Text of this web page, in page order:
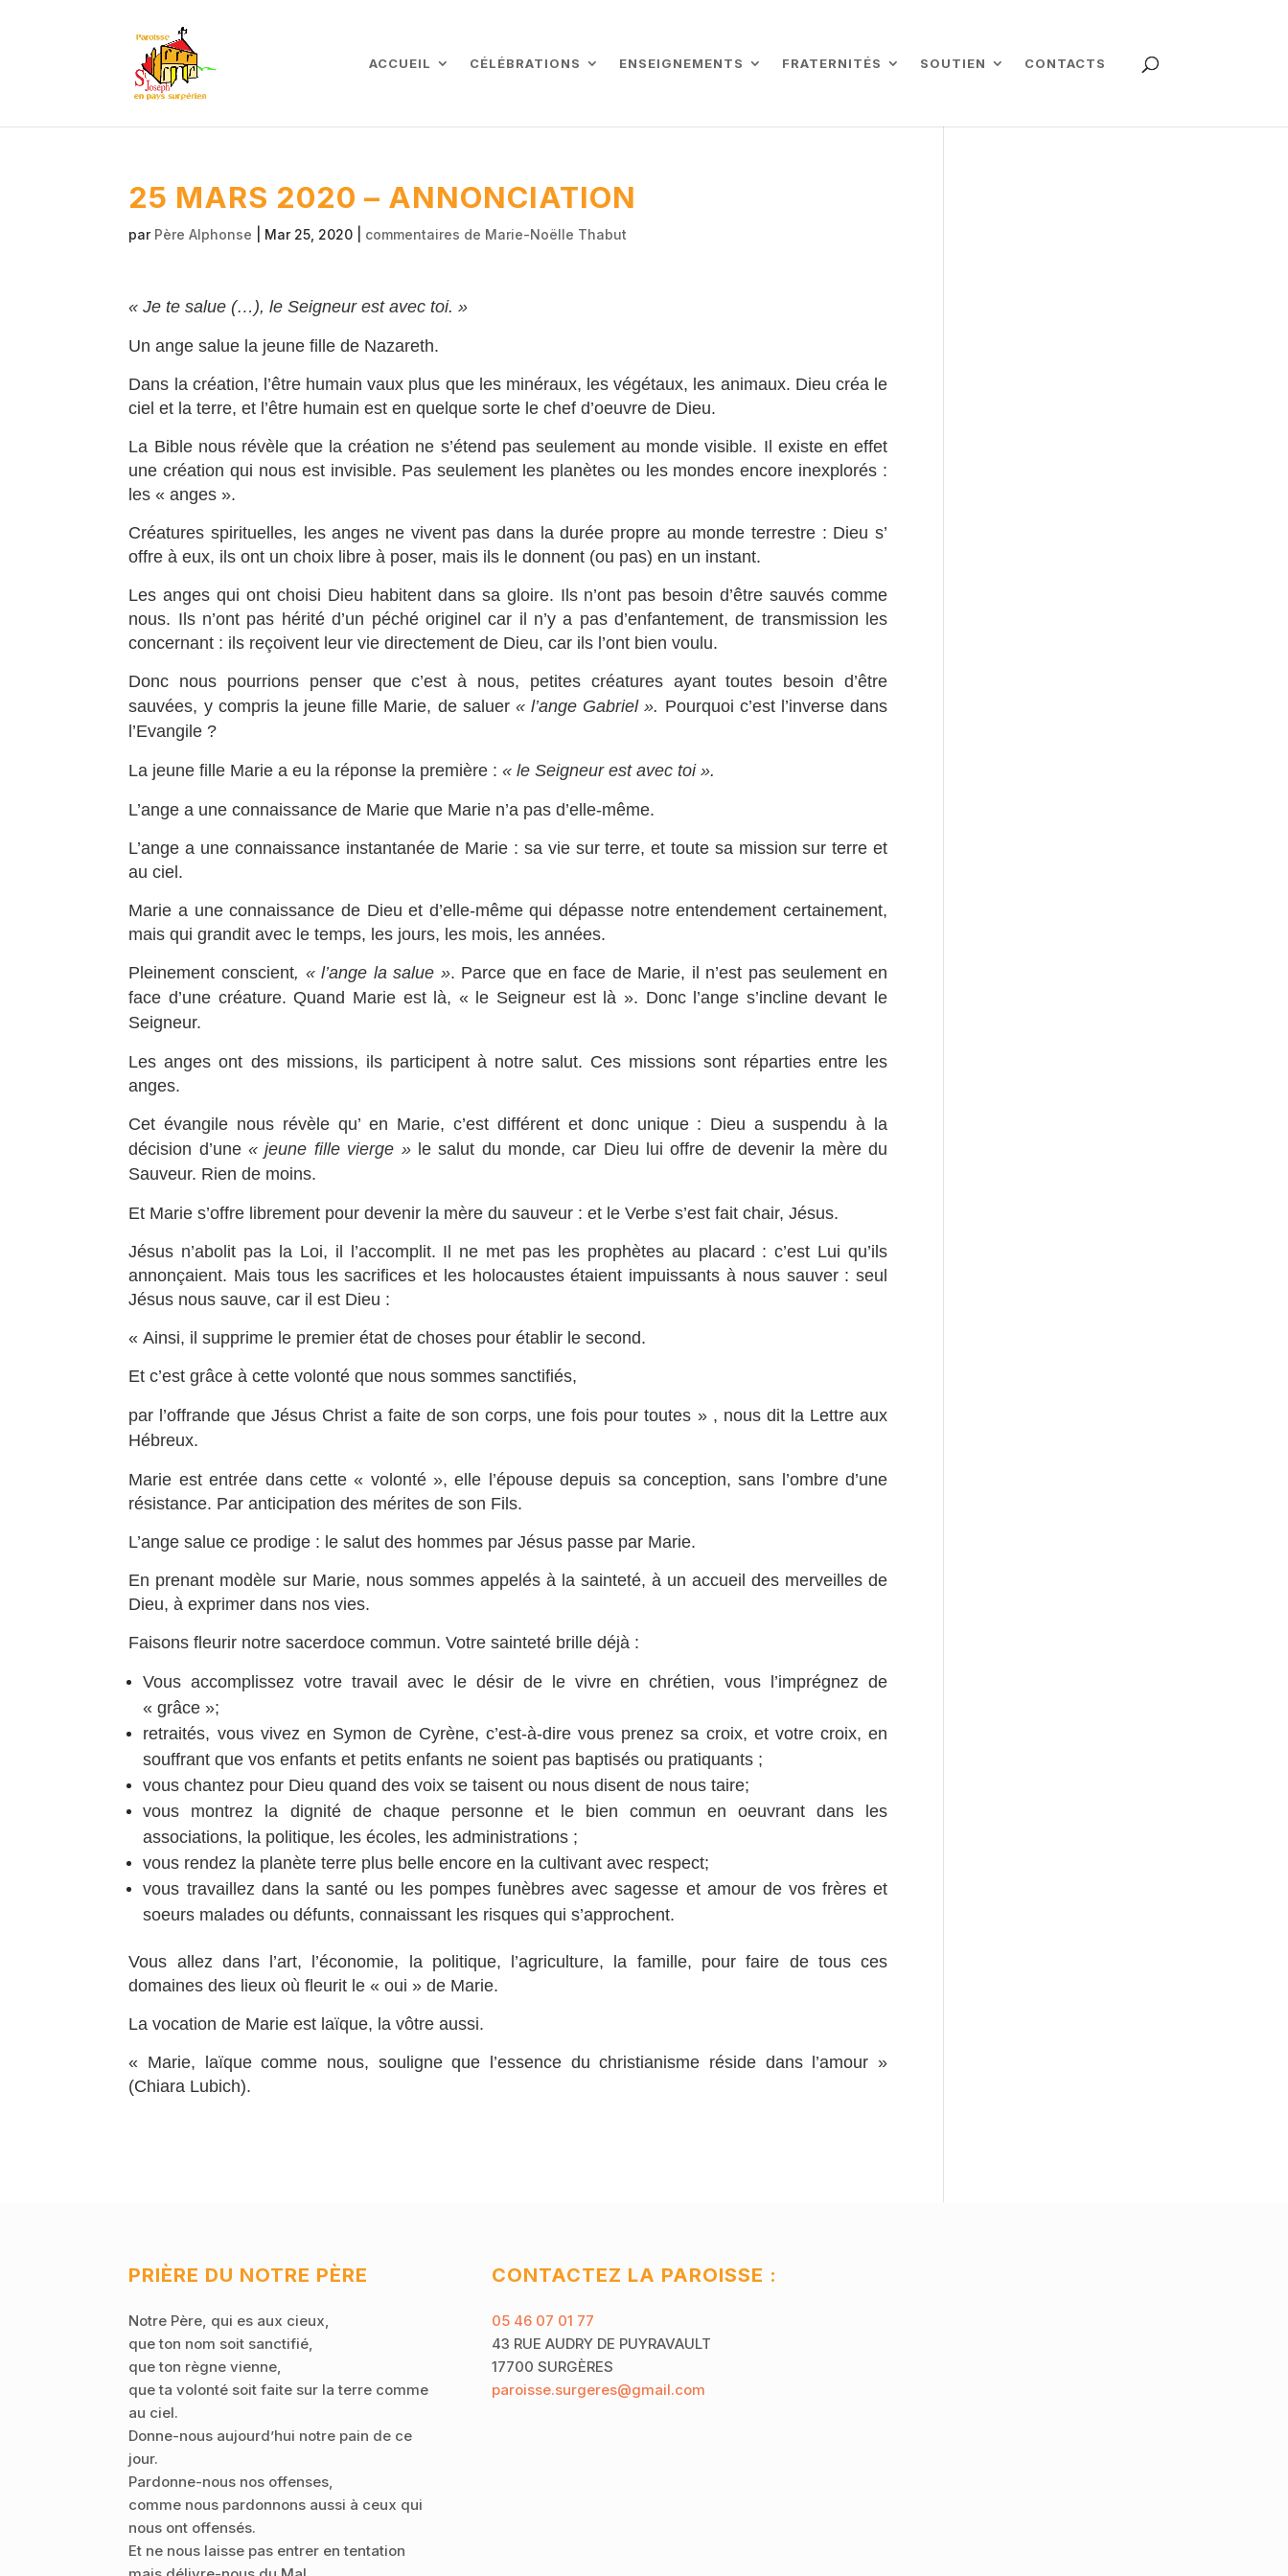
ACCUEIL CÉLÉBRATIONS ENSEIGNEMENTS FRATERNITÉS SOUTIEN CONTACTS
25 MARS 2020 – ANNONCIATION
par Père Alphonse Mar 25, 2020 commentaires de Marie-Noëlle Thabut
« Je te salue (…),le Seigneur est avec toi. »
Un ange salue la jeune fille de Nazareth.
Dans la création, l’être humain vaux plus que les minéraux, les végétaux, les animaux. Dieu créa le
ciel et la terre, et l’être humain est en quelque sorte le chef d’oeuvre de Dieu.
La Bible nous révèle que la création ne s’étend pas seulement au monde visible. Il existe en effet
une création qui nous est invisible. Pas seulement les planètes ou les mondes encore inexplorés :
les « anges ».
Créatures spirituelles, les anges ne vivent pas dans la durée propre au monde terrestre : Dieu s’
offre à eux, ils ont un choix libre à poser, mais ils le donnent (ou pas) en un instant.
Les anges qui ont choisi Dieu habitent dans sa gloire. Ils n’ont pas besoin d’être sauvés comme
nous. Ils n’ont pas hérité d’un péché originel car il n’y a pas d’enfantement, de transmission les
concernant : ils reçoivent leur vie directement de Dieu, car ils l’ont bien voulu.
Donc nous pourrions penser que c’est à nous, petites créatures ayant toutes besoin d’être
sauvées, y compris la jeune fille Marie, de saluer « l’ange Gabriel ». Pourquoi c’est l’inverse dans
l’Evangile ?
La jeune fille Marie a eu la réponse la première :« le Seigneur est avec toi ».
L’ange a une connaissance de Marie que Marie n’a pas d’elle-même.
L’ange a une connaissance instantanée de Marie : sa vie sur terre, et toute sa mission sur terre et
au ciel.
Marie a une connaissance de Dieu et d’elle-même qui dépasse notre entendement certainement,
mais qui grandit avec le temps, les jours, les mois, les années.
Pleinement conscient, « l’ange la salue ». Parce que en face de Marie, il n’est pas seulement en
face d’une créature. Quand Marie est là, « le Seigneur est là ». Donc l’ange s’incline devant le
Seigneur.
Les anges ont des missions, ils participent à notre salut. Ces missions sont réparties entre les
anges.
Cet évangile nous révèle qu’ en Marie, c’est différent et donc unique : Dieu a suspendu à la
décision d’une« jeune fille vierge » le salut du monde, car Dieu lui offre de devenir la mère du
Sauveur. Rien de moins.
Et Marie s’offre librement pour devenir la mère du sauveur : et le Verbe s’est fait chair, Jésus.
Jésus n’abolit pas la Loi, il l’accomplit. Il ne met pas les prophètes au placard : c’est Lui qu’ils
annonçaient. Mais tous les sacrifices et les holocaustes étaient impuissants à nous sauver : seul
Jésus nous sauve, car il est Dieu :
« Ainsi, il supprime le premier état de choses pour établir le second.
Et c’est grâce à cette volonté que nous sommes sanctifiés,
par l’offrande que Jésus Christ a faite de son corps, une fois pour toutes » , nous dit la Lettre aux
Hébreux.
Marie est entrée dans cette « volonté », elle l’épouse depuis sa conception, sans l’ombre d’une
résistance. Par anticipation des mérites de son Fils.
L’ange salue ce prodige : le salut des hommes par Jésus passe par Marie.
En prenant modèle sur Marie, nous sommes appelés à la sainteté, à un accueil des merveilles de
Dieu, à exprimer dans nos vies.
Faisons fleurir notre sacerdoce commun. Votre sainteté brille déjà :
Vous accomplissez votre travail avec le désir de le vivre en chrétien, vous l’imprégnez de
« grâce »;
retraités, vous vivez en Symon de Cyrène, c’est-à-dire vous prenez sa croix, et votre croix, en
souffrant que vos enfants et petits enfants ne soient pas baptisés ou pratiquants ;
vous chantez pour Dieu quand des voix se taisent ou nous disent de nous taire;
vous montrez la dignité de chaque personne et le bien commun en oeuvrant dans les
associations, la politique, les écoles, les administrations ;
vous rendez la planète terre plus belle encore en la cultivant avec respect;
vous travaillez dans la santé ou les pompes funèbres avec sagesse et amour de vos frères et
soeurs malades ou défunts, connaissant les risques qui s’approchent.
Vous allez dans l’art, l’économie, la politique, l’agriculture, la famille, pour faire de tous ces
domaines des lieux où fleurit le « oui » de Marie.
La vocation de Marie est laïque, la vôtre aussi.
« Marie, laïque comme nous, souligne que l’essence du christianisme réside dans l’amour »
(Chiara Lubich).
PRIÈRE DU NOTRE PÈRE
Notre Père, qui es aux cieux,
que ton nom soit sanctifié,
que ton règne vienne,
que ta volonté soit faite sur la terre comme
au ciel.
Donne-nous aujourd’hui notre pain de ce
jour.
Pardonne-nous nos offenses,
comme nous pardonnons aussi à ceux qui
nous ont offensés.
Et ne nous laisse pas entrer en tentation
CONTACTEZ LA PAROISSE :
05 46 07 01 77
43 RUE AUDRY DE PUYRAVAULT
17700 SURGÈRES
paroisse.surgeres@gmail.com